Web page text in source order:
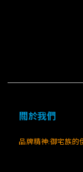
關於我們
品牌精神:御宅族的